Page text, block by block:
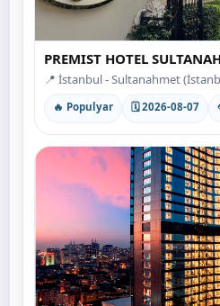
PREMIST HOTEL
📍 İstanbul - Sultanahmet
🔥 Populyar 🗓 2026-08-07